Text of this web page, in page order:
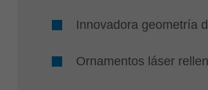
Innovadora geometría
Ornamentos láser